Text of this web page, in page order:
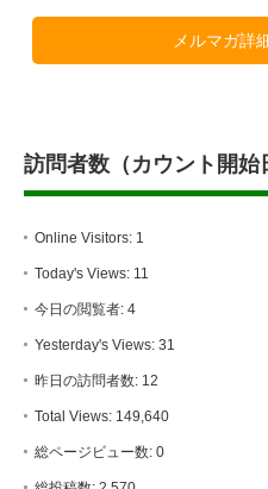
メルマガ詳
訪問者数（カウント開始
Online Visitors: 1
Today's Views: 11
今日の閲覧者: 4
Yesterday's Views: 31
昨日の訪問者数: 12
Total Views: 149,640
総ページビュー数: 0